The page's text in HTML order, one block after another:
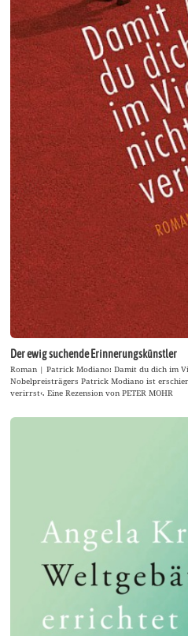
Der ewig suchende Erinnerungskünstler
Roman | Patrick Modiano: Damit du dich im
Nobelpreisträgers Patrick Modiano ist
verirrst‹. Eine Rezension von PETER MOHR